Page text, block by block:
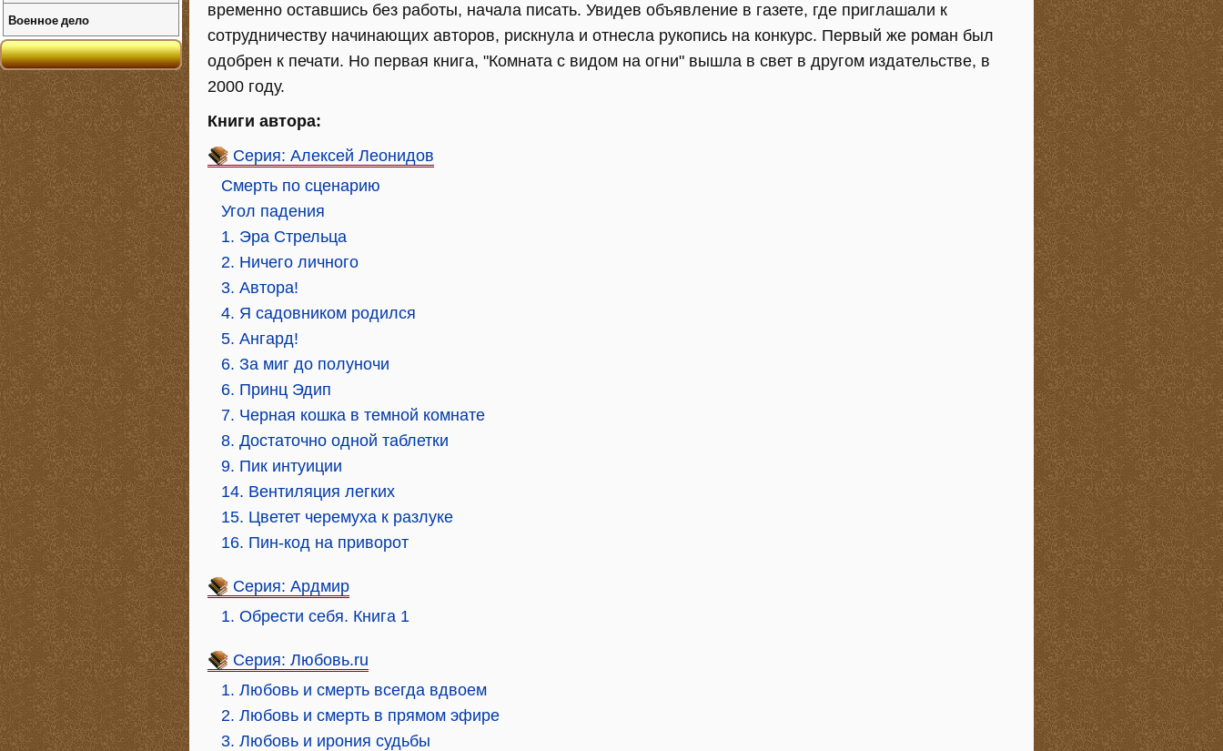
временно оставшись без работы, начала писать. Увидев объявление в газете, где приглашали к
сотрудничеству начинающих авторов, рискнула и отнесла рукопись на конкурс. Первый же роман был
одобрен к печати. Но первая книга, "Комната с видом на огни" вышла в свет в другом издательстве, в
2000 году.
Книги автора:
Серия: Алексей Леонидов
Смерть по сценарию
Угол падения
1. Эра Стрельца
2. Ничего личного
3. Автора!
4. Я садовником родился
5. Ангард!
6. За миг до полуночи
6. Принц Эдип
7. Черная кошка в темной комнате
8. Достаточно одной таблетки
9. Пик интуиции
14. Вентиляция легких
15. Цветет черемуха к разлуке
16. Пин-код на приворот
Серия: Ардмир
1. Обрести себя. Книга 1
Серия: Любовь.ru
1. Любовь и смерть всегда вдвоем
2. Любовь и смерть в прямом эфире
3. Любовь и ирония судьбы
Военное дело